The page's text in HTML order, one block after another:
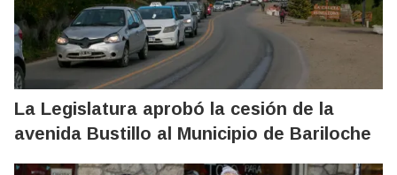
La Legislatura aprobó la cesión de la
avenida Bustillo al Municipio de Bariloche